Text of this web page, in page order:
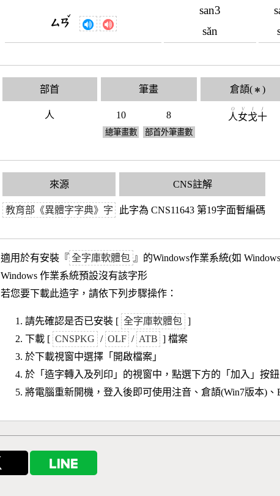
ㄙㄢ
ˇ
san3
sǎn
部首
人
筆畫
10
總筆畫數
8
部首外筆畫數
倉頡( ✱ )
人
O
女
V
戈
I
十
J
來源
教育部《異體字字典》字
CNS註解
此字為 CNS11643 第19字面暫編碼
適用於有安裝『 全字庫軟體包 』的Windows作業系統(如
Windows 作業系統預設沒有該字形
若您要下載此造字，請依下列步驟操作：
請先確認是否已安裝 [ 全字庫軟體包 ]
下載 [ CNSPKG / OLF / ATB ] 檔案
於下載視窗中選擇「開啟檔案」
於「造字轉入及列印」的視窗中，點選下方的「加入」按鈕
將電腦重新開機，登入後即可使用注音、倉頡(Win7版本)、